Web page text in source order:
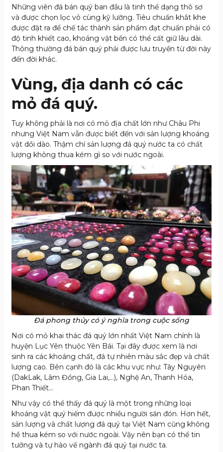
Những viên đá bán quý ban đầu là tinh thể dạng thô sơ
và được chọn lọc vô cùng kỹ lưỡng. Tiêu chuẩn khắt khe
được đặt ra để chế tác thành sản phẩm đạt chuẩn phải có
độ tinh khiết cao, khoáng vật bền có thể cất giữ lâu dài.
Thông thường đá bán quý phải được lưu truyền từ đời này
đến đời khác.
Vùng, địa danh có các
mỏ đá quý.
Tuy không phải là nơi có mỏ địa chất lớn như Châu Phi
nhưng Việt Nam vẫn được biết đến với sản lượng khoáng
vật dồi dào. Thậm chí sản lượng đá quý nước ta có chất
lượng không thua kém gì so với nước ngoài.
Đá phong thủy có ý nghĩa trong cuộc sống
Nơi có mỏ khai thác đá quý lớn nhất Việt Nam chính là
huyện Lục Yên thuộc Yên Bái. Tại đây được xem là nơi
sinh ra các khoáng chất, đá tự nhiên màu sắc đẹp và chất
lượng cao. Bên cạnh đó là các khu vực như: Tây Nguyên
(DakLak, Lâm Đồng, Gia Lai,…), Nghệ An, Thanh Hóa,
Phan Thiết…
Như vậy có thể thấy đá quý là một trong những loại
khoáng vật quý hiếm được nhiều người săn đón. Hơn hết,
sản lượng và chất lượng đá quý tại Việt Nam cũng không
hề thua kém so với nước ngoài. Vậy nên bạn có thể tin
tưởng và tự hào về ngành đá quý tại nước ta.